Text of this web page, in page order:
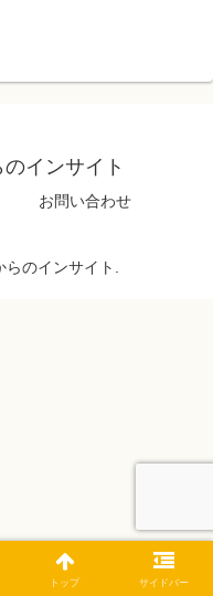
インサイト
お問い合わせ
のインサイト.
トップ サイドバー